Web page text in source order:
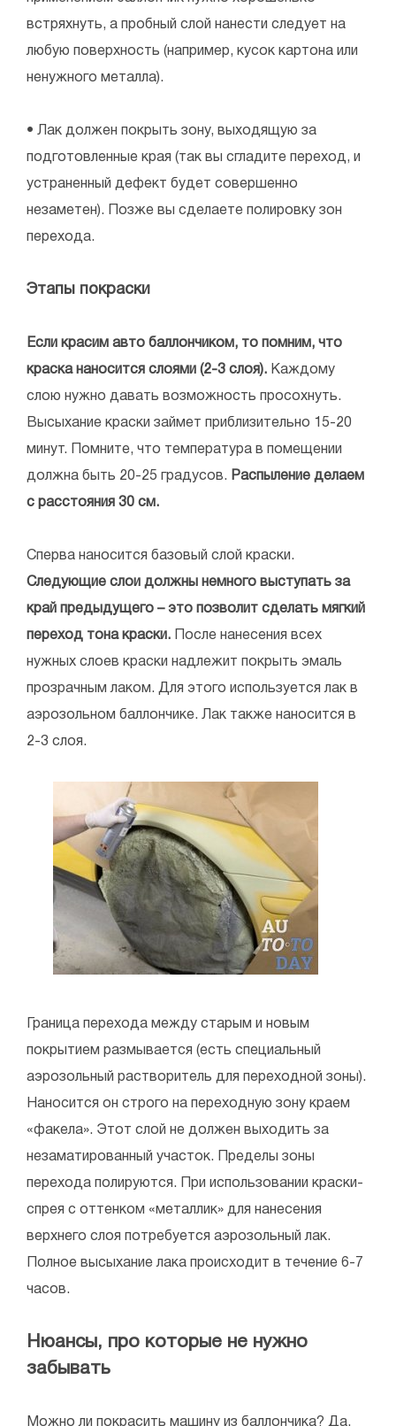
встряхнуть, а пробный слой нанести следует на
любую поверхность (например, кусок картона или
ненужного металла).
• Лак должен покрыть зону, выходящую за
подготовленные края (так вы сгладите переход, и
устраненный дефект будет совершенно
незаметен). Позже вы сделаете полировку зон
перехода.
Этапы покраски
Если красим авто баллончиком, то помним, что
краска наносится слоями (2-3 слоя). Каждому
слою нужно давать возможность просохнуть.
Высыхание краски займет приблизительно 15-20
минут. Помните, что температура в помещении
должна быть 20-25 градусов. Распыление делаем
с расстояния 30 см.
Сперва наносится базовый слой краски.
Следующие слои должны немного выступать за
край предыдущего – это позволит сделать мягкий
переход тона краски. После нанесения всех
нужных слоев краски надлежит покрыть эмаль
прозрачным лаком. Для этого используется лак в
аэрозольном баллончике. Лак также наносится в
2-3 слоя.
Граница перехода между старым и новым
покрытием размывается (есть специальный
аэрозольный растворитель для переходной зоны).
Наносится он строго на переходную зону краем
«факела». Этот слой не должен выходить за
незаматированный участок. Пределы зоны
перехода полируются. При использовании краски-
спрея с оттенком «металлик» для нанесения
верхнего слоя потребуется аэрозольный лак.
Полное высыхание лака происходит в течение 6-7
часов.
Нюансы, про которые не нужно
забывать
Можно ли покрасить машину из баллончика? Да,